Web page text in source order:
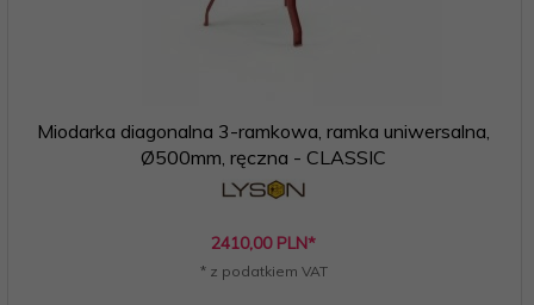
Miodarka diagonalna 3-ramkowa, ramka uniwersalna,
Ø500mm, ręczna - CLASSIC
2410,00 PLN*
* z podatkiem VAT